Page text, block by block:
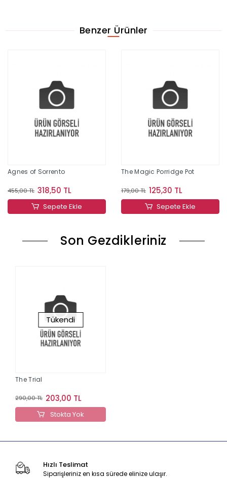
Benzer Ürünler
Agnes of Sorrento
455,00 TL 318,50 TL
Sepete Ekle
The Magic Porridge Pot
179,00 TL 125,30 TL
Sepete Ekle
Son Gezdikleriniz
Tükendi
The Trial
290,00 TL 203,00 TL
Stokta Yok
Hızlı Teslimat
Siparişleriniz en kısa sürede elinize ulaşır.